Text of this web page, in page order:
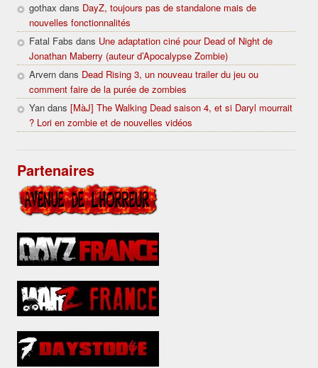
gothax dans DayZ, toujours pas de standalone mais de
nouvelles fonctionnalités
Fatal Fabs dans Une adaptation ciné pour Dead of Night de
Jonathan Maberry (auteur d’Apocalypse Zombie)
Arvern dans Dead Rising 3, un nouveau trailer du jeu ou
comment faire de la purée de zombies
Yan dans [MàJ] The Walking Dead saison 4, et si Daryl mourrait
? Lori en zombie et de nouvelles vidéos
Partenaires